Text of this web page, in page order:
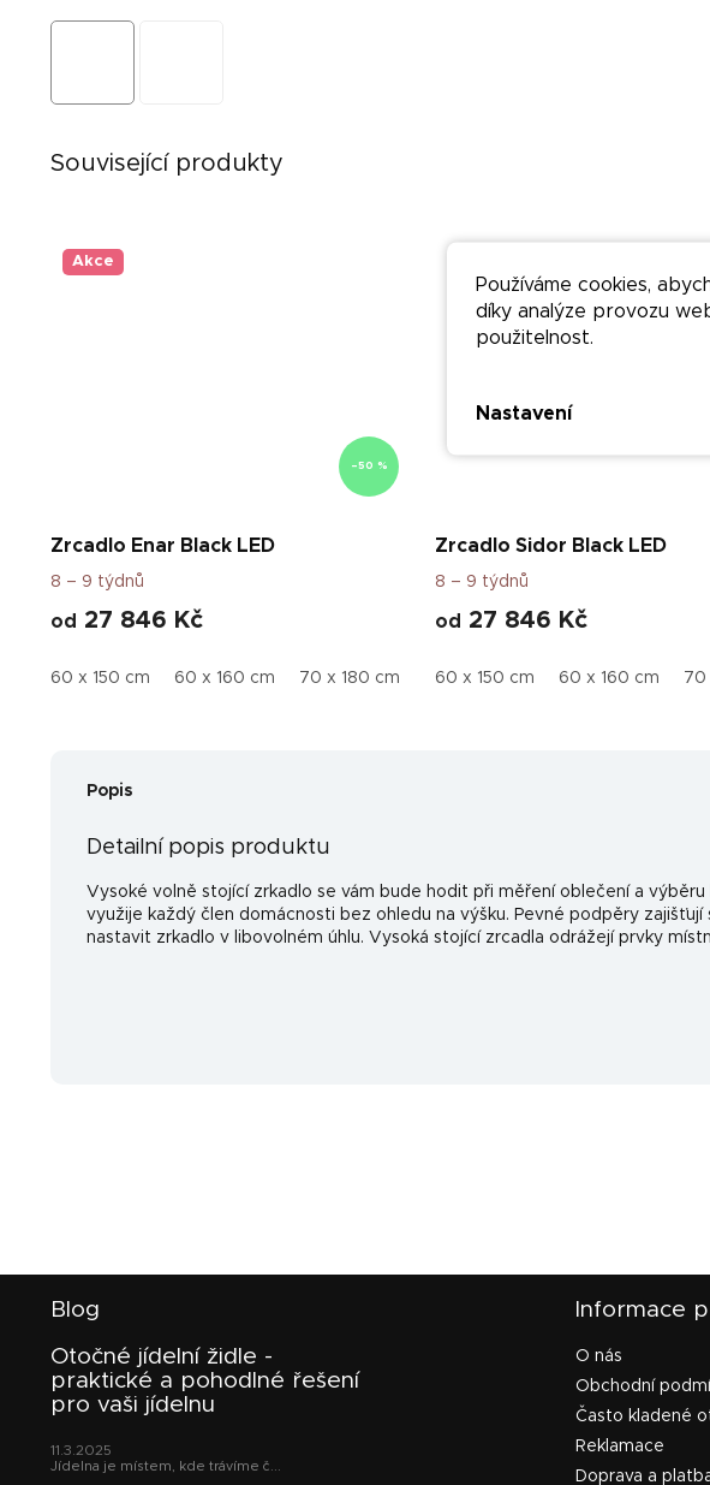
Používáme cookies,
díky analýze provozu
použitelnost.
Nastavení
Související produkty
Akce
–50 %
Zrcadlo Enar Black LED
8 – 9 týdnů
od 27 846 Kč
60 x 150 cm 60 x 160 cm 70 x 180 cm 70 x 160 cm
Zrcadlo Sidor Black LED
8 – 9 týdnů
od 27 846 Kč
60 x 150 cm 60 x 160 cm 70
Popis
Detailní popis produktu
Vysoké volně stojící zrkadlo se vám bude hodit při měření oblečení a
využije každý člen domácnosti bez ohledu na výšku. Pevné podpěry
nastavit zrkadlo v libovolném úhlu. Vysoká stojící zrcadla odrážejí prvky
Blog
Otočné jídelní židle -
praktické a pohodlné řešení
pro vaši jídelnu
11.3.2025
Jídelna je místem, kde trávíme č...
Informace
O nás
Obchodní
Často kladené
Reklamace
Doprava a